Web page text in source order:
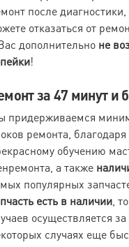
после
отказаться от
дополнительно не
!
за 47 минут и
придерживаемся
ремонта, благодаря
обучению
а также
популярных
есть в наличии,
осуществляется
случаях еще